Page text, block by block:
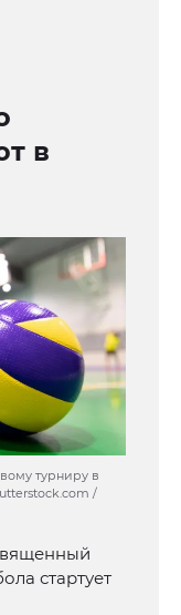
в
турниру в
/
стартует